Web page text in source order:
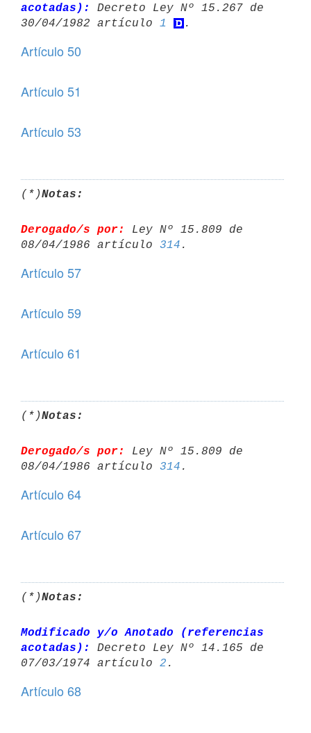
acotadas):
Decreto Ley Nº 15.267 de
30/04/1982 artículo 1
Artículo 50
Artículo 51
Artículo 53
(*)Notas:
Derogado/s por:
Ley Nº 15.809 de
08/04/1986 artículo 314
Artículo 57
Artículo 59
Artículo 61
(*)Notas:
Derogado/s por:
Ley Nº 15.809 de
08/04/1986 artículo 314
Artículo 64
Artículo 67
(*)Notas:
Modificado y/o Anotado (referencias
acotadas):
Decreto Ley Nº 14.165 de
07/03/1974 artículo 2
Artículo 68